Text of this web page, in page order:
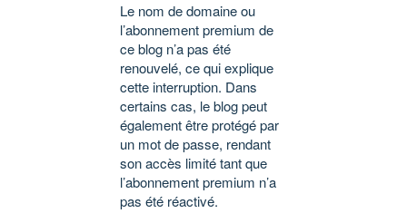
Le nom de domaine ou
l’abonnement premium de
ce blog n’a pas été
renouvelé, ce qui explique
cette interruption. Dans
certains cas, le blog peut
également être protégé par
un mot de passe, rendant
son accès limité tant que
l’abonnement premium n’a
pas été réactivé.